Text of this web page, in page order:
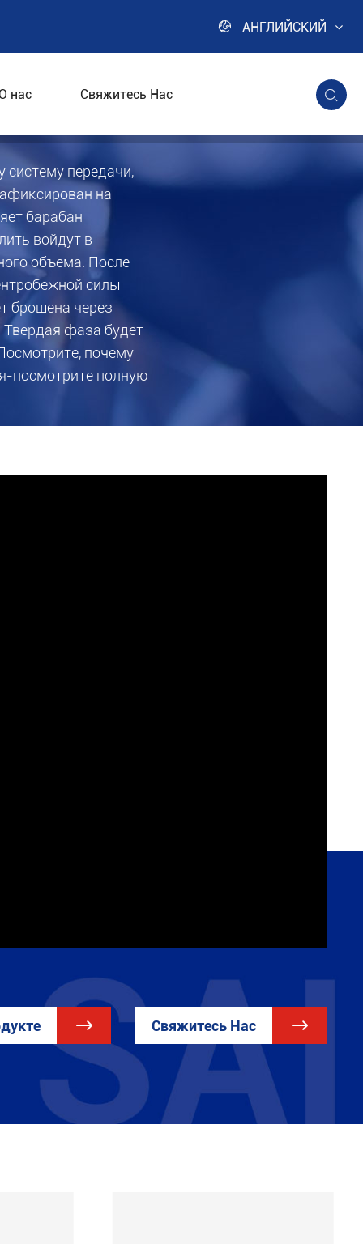
 АНГЛИЙСКИЙ
нас Свяжитесь Нас 
передачи,
на
барабан
войдут в
объема. После
силы
брошена через
Твердая фаза будет
почему
посмотрите полную
 Свяжитесь Нас 